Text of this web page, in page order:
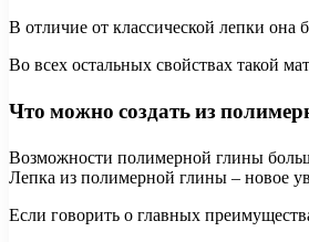
В отличие от классической лепки она
Во всех остальных свойствах такой
Что можно создать из
Возможности полимерной глины
Лепка из полимерной глины – новое
Если говорить о главных